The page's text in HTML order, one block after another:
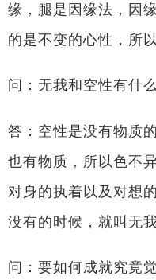
缘，腿是因缘法，因
的是不变的心性，所
问：无我和空性有什
答：空性是没有物质
也有物质，所以色不
对身的执着以及对想
没有的时候，就叫无我
问：要如何成就究竟